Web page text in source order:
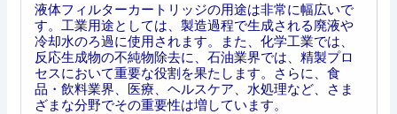
液体フィルターカートリッジの用途は非常に幅広いで
す。工業用途としては、製造過程で生成される廃液や
冷却水のろ過に使用されます。また、化学工業では、
反応生成物の不純物除去に、石油業界では、精製プロ
セスにおいて重要な役割を果たします。さらに、食
品・飲料業界、医療、ヘルスケア、水処理など、さま
ざまな分野でその重要性は増しています。